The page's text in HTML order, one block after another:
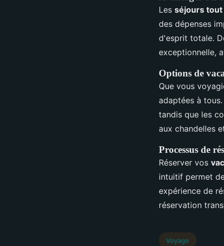
Les séjours
des dépenses
d'esprit totale.
exceptionnelle,
Options de
Que vous
adaptées à
tandis que les
aux chandelles
Processus de
Réserver vos
intuitif permet
expérience de
réservation
Voyage